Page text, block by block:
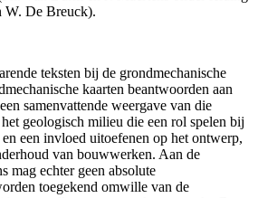
W. De Breuck).
teksten bij de grondmechanische
kaarten beantwoorden aan
samenvattende weergave van die
geologisch milieu die een rol spelen bij
een invloed uitoefenen op het ontwerp,
van bouwwerken. Aan de
mag echter geen absolute
toegekend omwille van de